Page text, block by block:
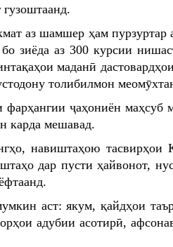
аз шамшер ҳам пурзуртар
зиёда аз 300 курсии
маданӣ
толибилмон
фарҳангии ҷаҳониён маҳсуб
карда мешавад.
навиштаҳою тасвирҳои
дар пусти ҳайвонот,
аст: якум, қайдҳои
адубии асотирӣ,